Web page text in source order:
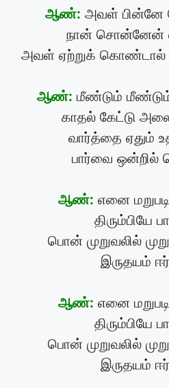
ஆண்: அவள் பின்னே
நான் சொன்னேன்
அவள் ஏற்றுக் கொண்டால்
ஆண்: மீண்டும்
காதல் கேட்டு
வார்த்தை ஏதும்
பார்வை
ஆண்: எனை மறுபடி
திரும்பியே
பொன் முறுவலில்
இருதயம்
ஆண்: எனை மறுபடி
திரும்பியே
பொன் முறுவலில்
இருதயம்